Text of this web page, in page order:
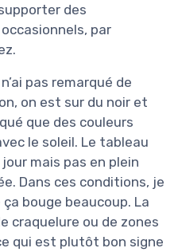
des
par
pas remarqué de
on est sur du noir et
que des couleurs
le soleil. Le tableau
mais pas en plein
Dans ces conditions, je
bouge beaucoup. La
craquelure ou de zones
qui est plutôt bon signe